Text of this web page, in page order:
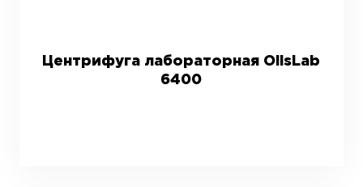
Центрифуга лабораторная OlisLab
6400